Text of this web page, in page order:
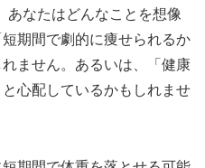
あなたはどんなことを想像
期間で劇的に痩せられるか
ません。あるいは、「健康
心配しているかもしれませ